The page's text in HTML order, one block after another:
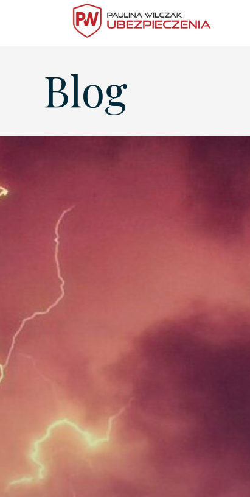
535 755 503
ubezpieczenia.wilczak@gmail.com
Blog